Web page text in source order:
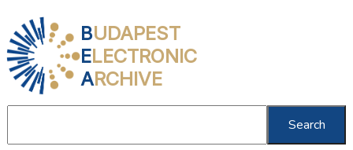
BUDAPEST
ELECTRONIC
ARCHIVE
Search